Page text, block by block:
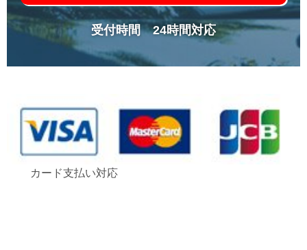
受付時間 24時間対応
カード支払い対応